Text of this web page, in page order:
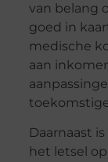
van belang
goed in
medische
aan
Daarnaast
het letsel